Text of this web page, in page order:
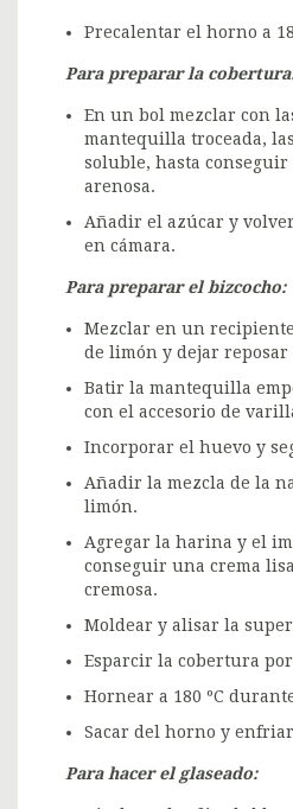
Precalentar el horno a
Para preparar la
En un bol mezclar con
mantequilla troceada,
soluble, hasta
arenosa.
Añadir el azúcar y
en cámara.
Para preparar el bizcocho:
Mezclar en un
de limón y dejar
Batir la mantequilla
con el accesorio de
Incorporar el huevo y
Añadir la mezcla de la
limón.
Agregar la harina y el
conseguir una crema
cremosa.
Moldear y alisar la
Esparcir la cobertura
Hornear a 180 ºC
Sacar del horno y
Para hacer el glaseado: